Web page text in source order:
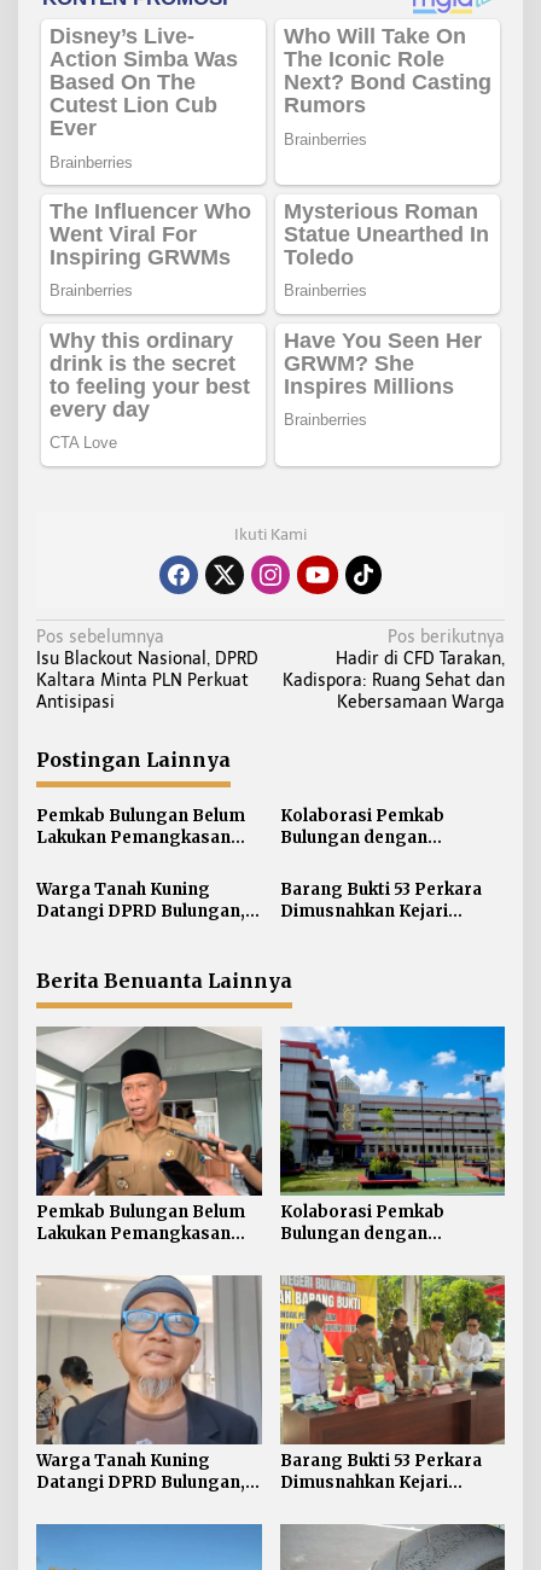
Ikuti Kami
N
a
v
g
a
s
i
o
Pos sebelumnya
Isu Blackout Nasional, DPRD
Kaltara Minta PLN Perkuat
Antisipasi
Pos berikutnya
Hadir di CFD Tarakan,
Kadispora: Ruang Sehat dan
Kebersamaan Warga
Postingan Lainnya
Pemkab Bulungan Belum
Lakukan Pemangkasan
Ada Arahan Pusat
Kolaborasi Pemkab
Bulungan dengan
Desa/Kelurahan Satu
Sarjana
Warga Tanah Kuning
Datangi DPRD Bulungan,
Diselesaikan
Barang Bukti 53 Perkara
Dimusnahkan Kejari
Berita Benuanta Lainnya
Pemkab Bulungan Belum
Lakukan Pemangkasan
Ada Arahan Pusat
Kolaborasi Pemkab
Bulungan dengan
Desa/Kelurahan Satu
Sarjana
Warga Tanah Kuning
Datangi DPRD Bulungan,
Persen segera
Barang Bukti 53 Perkara
Dimusnahkan Kejari
Didominasi Kasus Sabu